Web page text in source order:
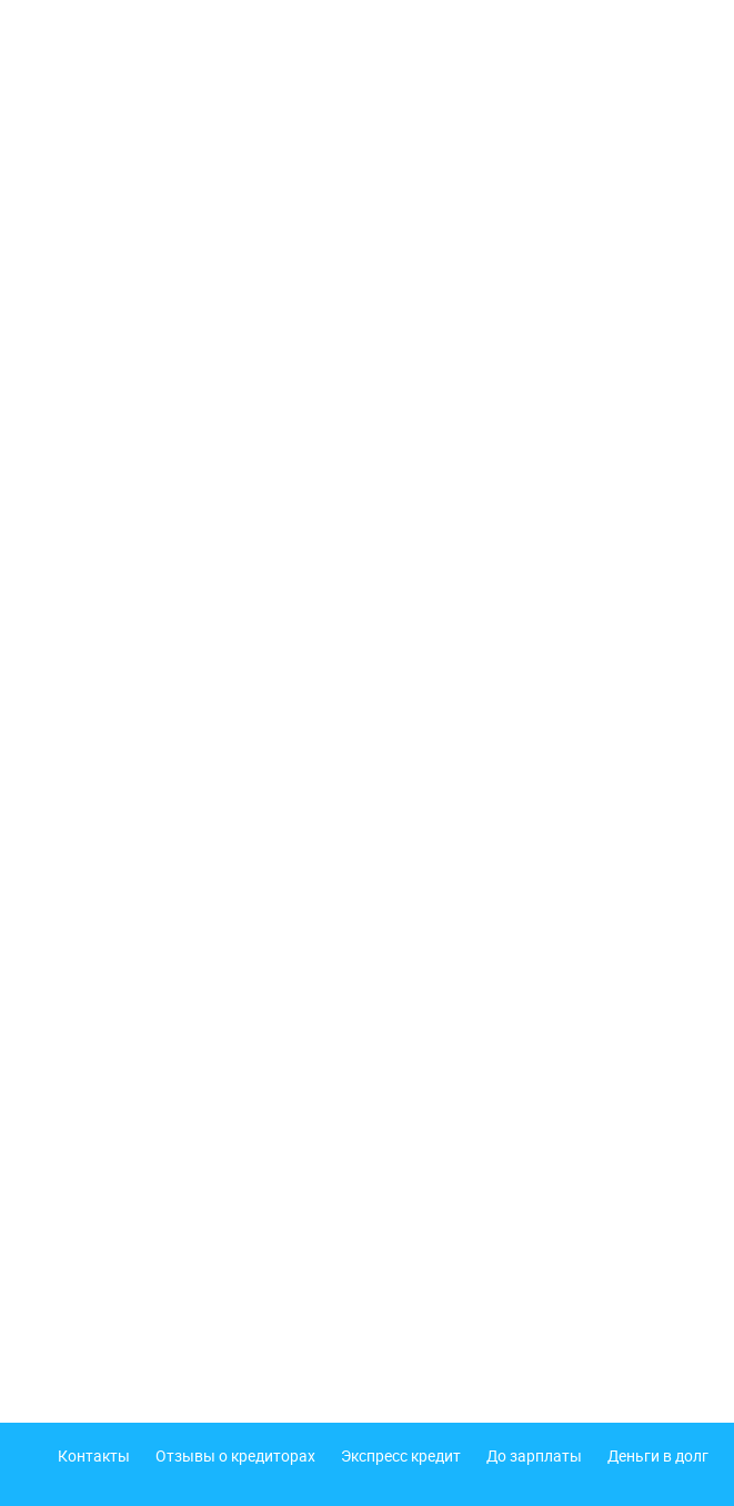
Подвал
Контакты Отзывы о кредиторах Экспресс кредит До зарплаты Деньги в долг